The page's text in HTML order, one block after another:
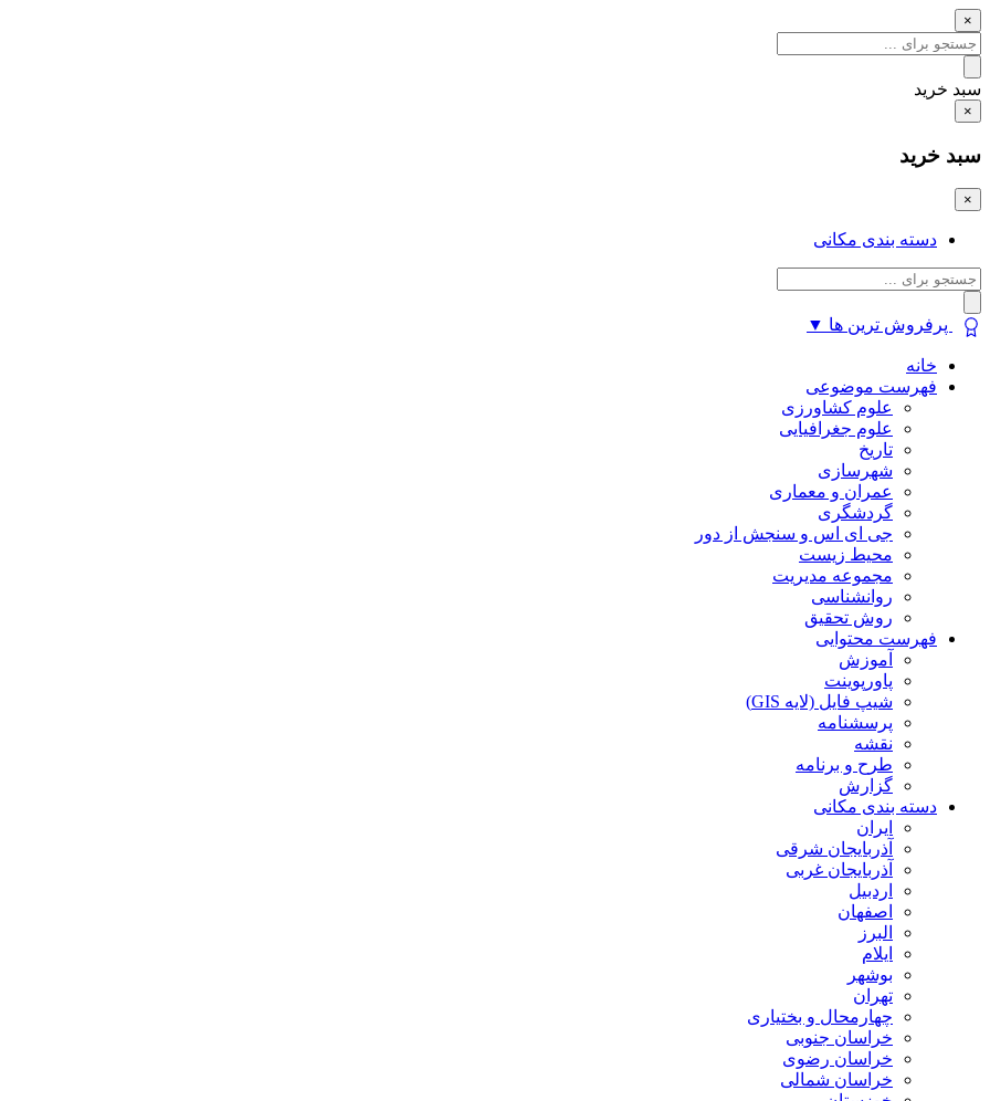
×
سبد خرید
×
سبد خرید
×
دسته بندی مکانی
پرفروش ترین ها ▼
خانه
فهرست موضوعی
علوم کشاورزی
علوم جغرافیایی
تاریخ
شهرسازی
عمران و معماری
گردشگری
جی ای اس و سنجش از دور
محیط زیست
مجموعه مدیریت
روانشناسی
روش تحقیق
فهرست محتوایی
آموزش
پاورپوینت
شیپ فایل (لایه GIS)
پرسشنامه
نقشه
طرح و برنامه
گزارش
دسته بندی مکانی
ایران
آذربایجان شرقی
آذربایجان غربی
اردبیل
اصفهان
البرز
ایلام
بوشهر
تهران
چهارمحال و بختیاری
خراسان جنوبی
خراسان رضوی
خراسان شمالی